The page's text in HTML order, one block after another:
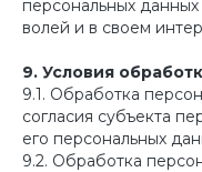
персональных
волей и в своем
9. Условия
9.1. Обработка
согласия субъекта
его персональных
9.2. Обработка